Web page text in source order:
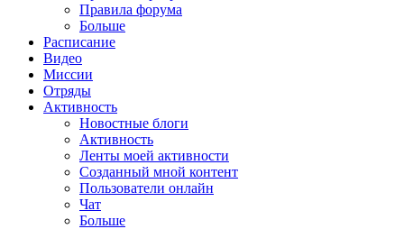
Правила форума
Больше
Расписание
Видео
Миссии
Отряды
Активность
Новостные блоги
Активность
Ленты моей активности
Созданный мной контент
Пользователи онлайн
Чат
Больше